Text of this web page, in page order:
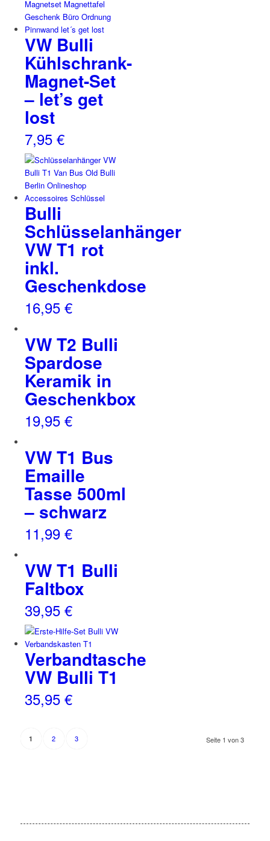
VW Bulli
Kühlschrank-
Magnet-Set
– let’s get
lost
7,95 €
Bulli
Schlüsselanhänger
VW T1 rot
inkl.
Geschenkdose
16,95 €
VW T2 Bulli
Spardose
Keramik in
Geschenkbox
19,95 €
VW T1 Bus
Emaille
Tasse 500ml
– schwarz
11,99 €
VW T1 Bulli
Faltbox
39,95 €
Verbandtasche
VW Bulli T1
35,95 €
Seite 1 von 3
1 2 3